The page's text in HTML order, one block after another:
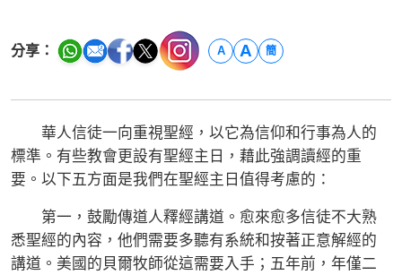
分享： A A 簡
華人信徒一向重視聖經，以它為信仰和行事為人的
標準。有些教會更設有聖經主日，藉此強調讀經的重
要。以下五方面是我們在聖經主日值得考慮的：
第一，鼓勵傳道人釋經講道。愈來愈多信徒不大熟
悉聖經的內容，他們需要多聽有系統和按著正意解經的
講道。美國的貝爾牧師從這需要入手；五年前，年僅二